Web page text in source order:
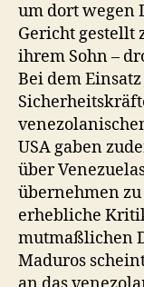
um dort wegen
Gericht gestellt
ihrem Sohn –
Bei dem
USA gaben
über
übernehmen
erhebliche
mutmaßlichen
Maduros